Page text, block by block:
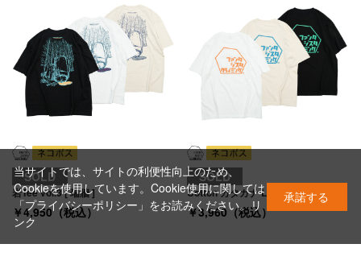
SOLD
岩Tee vol.3 [ 瑞牆 ]
￥4,950（税込）
SOLD
Cotton カタカナ LOGO Tee
￥3,960（税込）
当サイトでは、サイトの利便性向上のため、
Cookieを使用しています。Cookie使用に関しては
「プライバシーポリシー」をお読みください。リ
ンク
承諾する